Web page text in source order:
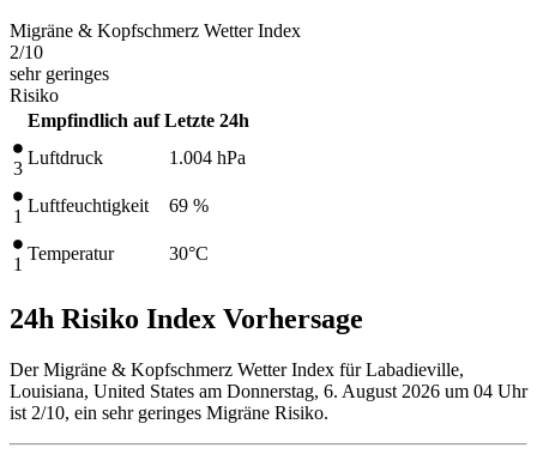
Migräne & Kopfschmerz Wetter Index
2/10
sehr geringes
Risiko
Empfindlich auf Letzte 24h
3
Luftdruck 1.004 hPa
1
Luftfeuchtigkeit 69 %
1
Temperatur 30°C
24h Risiko Index Vorhersage
Der Migräne & Kopfschmerz Wetter Index für Labadieville,
Louisiana, United States am Donnerstag, 6. August 2026 um 04 Uhr
ist 2/10, ein sehr geringes Migräne Risiko.